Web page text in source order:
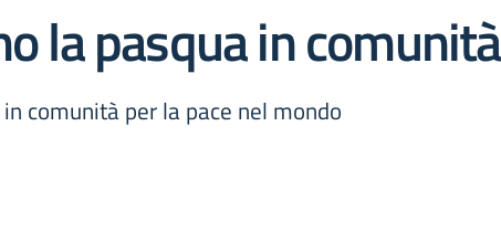
la pasqua in
comunità per la pace nel mondo